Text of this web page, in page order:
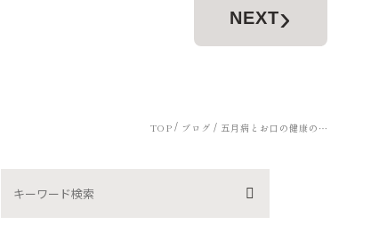
NEXT›
TOP ブログ 五月病とお口の健康の関係とは？